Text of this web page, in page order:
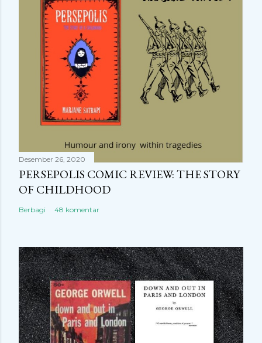
Desember 26, 2020
PERSEPOLIS COMIC REVIEW: THE STORY
OF CHILDHOOD
Berbagi 48 komentar